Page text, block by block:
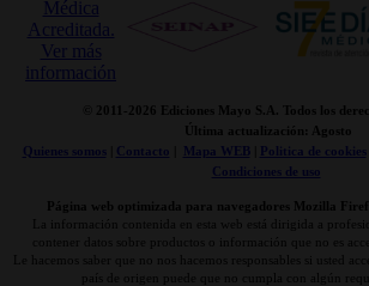
© 2011- 2026 Ediciones Mayo S.A. Todos los
Última actualización: Agosto
Quienes somos| Contacto Mapa WEB| Politica de cookies
Condiciones de uso
Página web optimizada para navegadores Mozilla
La información contenida en esta web está dirigida a
contener datos sobre productos o información que no es
Le hacemos saber que no nos hacemos responsables si usted
país de origen puede que no cumpla con algún